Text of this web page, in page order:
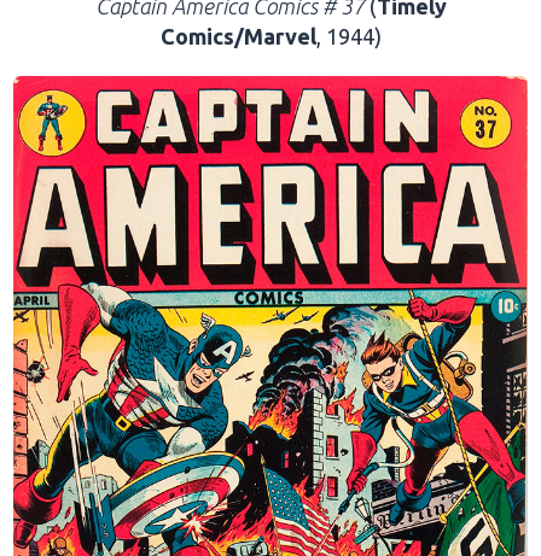
Captain America Comics # 37(Timely
Comics/Marvel, 1944)